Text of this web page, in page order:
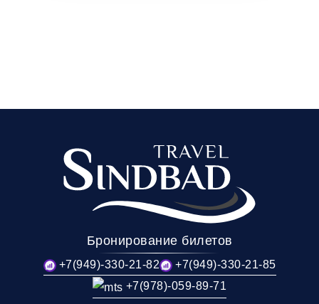
Бронирование билетов
+7(949)-330-21-82
+7(949)-330-21-85
+7(978)-059-89-71